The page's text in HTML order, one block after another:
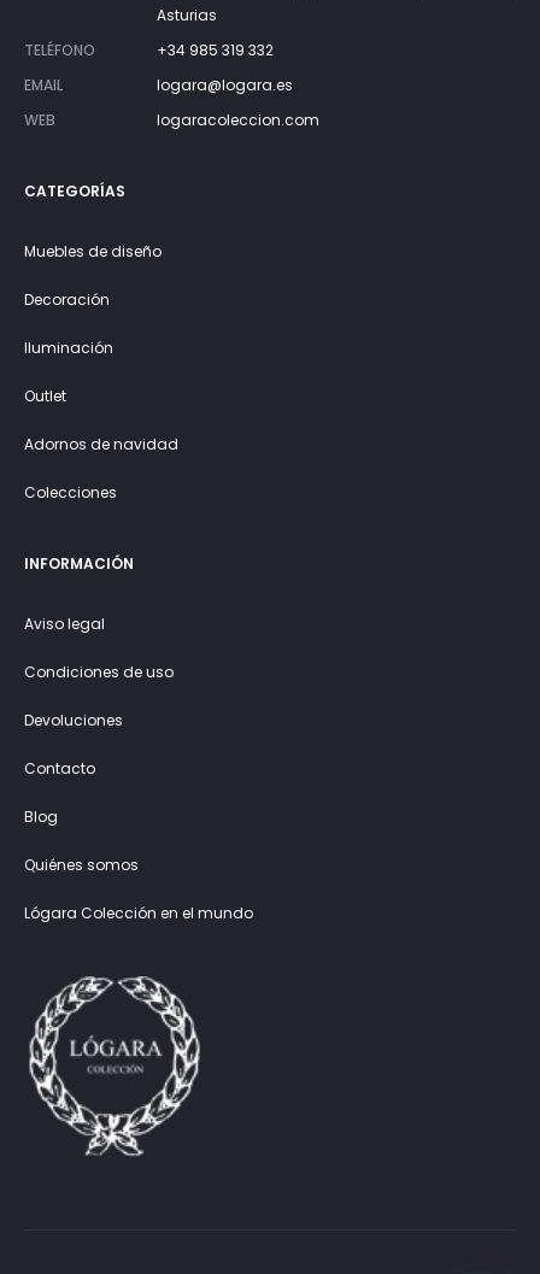
Asturias
TELÉFONO
+34 985 319 332
EMAIL
logara@logara.es
WEB
logaracoleccion.com
CATEGORÍAS
Muebles de diseño
Decoración
Iluminación
Outlet
Adornos de navidad
Colecciones
INFORMACIÓN
Aviso legal
Condiciones de uso
Devoluciones
Contacto
Blog
Quiénes somos
Lógara Colección en el mundo